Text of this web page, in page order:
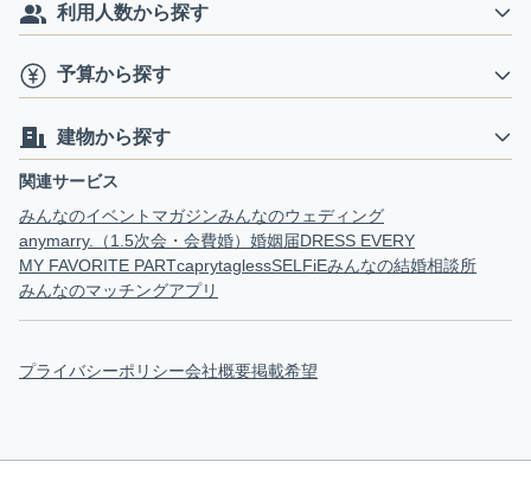
利用人数から探す
予算から探す
建物から探す
関連サービス
みんなのイベントマガジンみんなのウェディング
anymarry.（1.5次会・会費婚） 婚姻届DRESS EVERY
MY FAVORITE PARTcaprytaglessSELFiEみんなの結婚相談所
みんなのマッチングアプリ
プライバシーポリシー会社概要掲載希望